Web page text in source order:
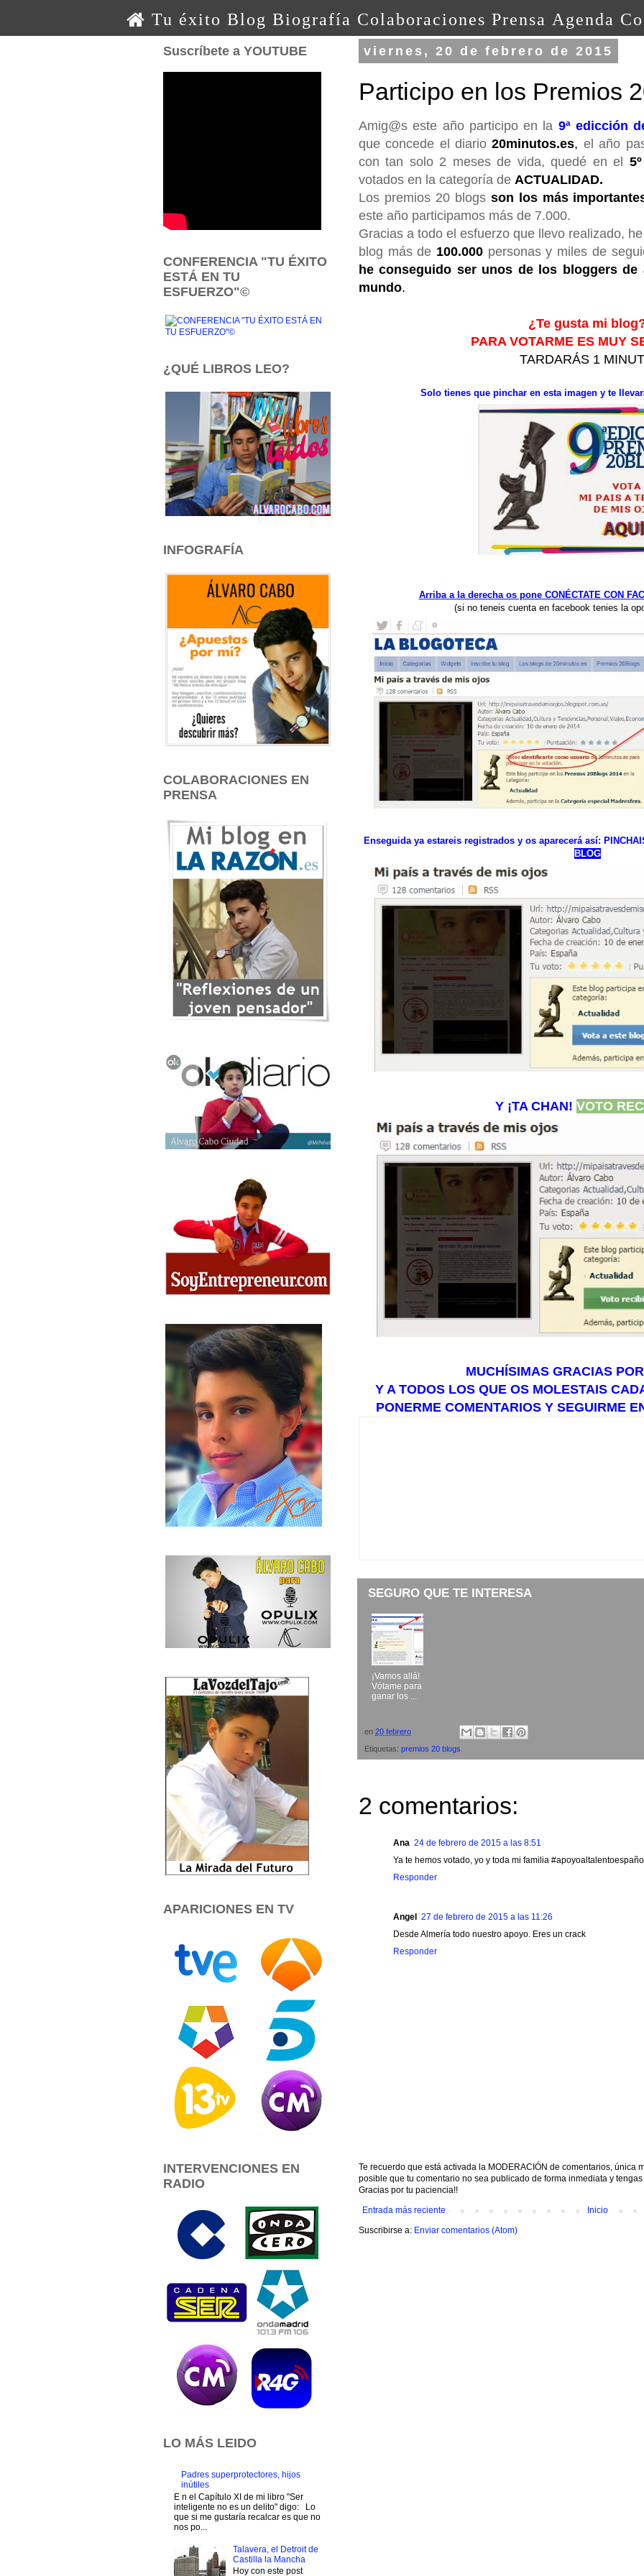
Tu éxito Blog Biografía Colaboraciones Prensa Agenda
0 0 0 o o o
viernes, 20 de febrero de 2015
Participo en los Premios
Amig@s este año participo en la 9ª edicción
que concede el diario 20minutos.es, el año
con tan solo 2 meses de vida, quedé en el
votados en la categoría de ACTUALIDAD.
Los premios 20 blogs son los más
este año participamos más de 7.000.
Gracias a todo el esfuerzo que llevo realizado,
blog más de 100.000 personas y miles de
he conseguido ser unos de los bloggers de
mundo.
¿Te gusta mi
PARA VOTARME ES MUY
TARDARÁS 1
Solo tienes que pinchar en esta imagen y te
Arriba a la derecha os pone CONÉCTATE CON
(si no teneis cuenta en facebook tenies la
Enseguida ya estareis registrados y os aparecerá así:
BLOG
Y ¡TA CHAN! VOTO
MUCHÍSIMAS GRACIAS
Y A TODOS LOS QUE OS MOLESTAIS
PONERME COMENTARIOS Y SEGUIRME
SEGURO QUE TE INTERESA
¡Vamos allá!
Vótame para
ganar los ...
en 20 febrero
Etiquetas: premios 20 blogs
2 comentarios:
Ana 24 de febrero de 2015 a las 8:51
Ya te hemos votado, yo y toda mi familia
Responder
Angel
27 de febrero de 2015 a las 11:26
Desde Almería todo nuestro apoyo. Eres un crack
Responder
Te recuerdo que está activada la MODERACIÓN de comentarios, única
posible que tu comentario no sea publicado de forma inmediata y
Gracias por tu paciencia!!
Entrada más reciente
Inicio
Suscribirse a: Enviar comentarios (Atom)
Suscríbete a YOUTUBE
CONFERENCIA "TU ÉXITO
ESTÁ EN TU
ESFUERZO"©
¿QUÉ LIBROS LEO?
INFOGRAFÍA
COLABORACIONES EN
PRENSA
APARICIONES EN TV
INTERVENCIONES EN
RADIO
LO MÁS LEIDO
Padres superprotectores, hijos
inútiles
E n el Capítulo XI de mi libro "Ser
inteligente no es un delito" digo: Lo
que si me gustaría recalcar es que no
nos po...
Talavera, el Detroit de
Castilla la Mancha
Hoy con este post